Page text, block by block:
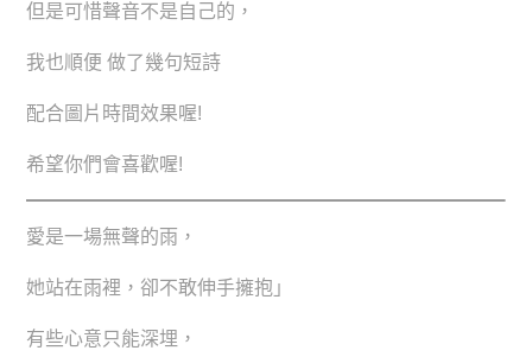
但是可惜聲音不是自己的，
我也順便 做了幾句短詩
配合圖片時間效果喔!
希望你們會喜歡喔!
愛是一場無聲的雨，
她站在雨裡，卻不敢伸手擁抱」
有些心意只能深埋，